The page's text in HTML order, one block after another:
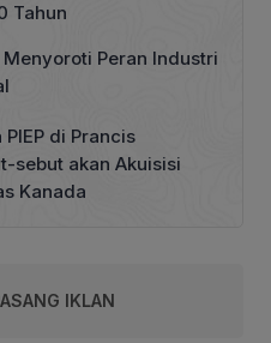
Tahun
Peran Industri
di Prancis
sebut akan Akuisisi
Kanada
IKLAN